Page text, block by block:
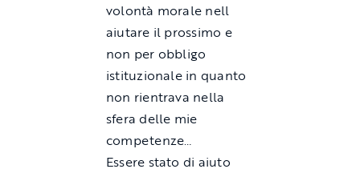
volontà morale nell
aiutare il prossimo e
non per obbligo
istituzionale in quanto
non rientrava nella
sfera delle mie
competenze…
Essere stato di aiuto